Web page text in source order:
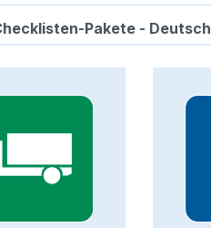
Pakete - Deutsch